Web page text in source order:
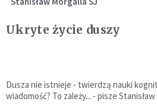
Ukryte życie duszy
Dusza nie istnieje - twierdzą nauki
wiadomość? To zależy... - pisze